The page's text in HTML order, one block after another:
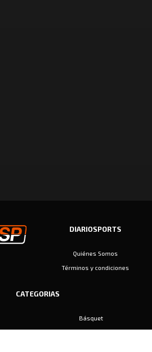
DIARIOSPORTS
Quiénes Somos
Términos y condiciones
CATEGORIAS
Básquet